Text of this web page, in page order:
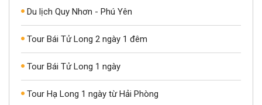
Du lịch Quy Nhơn - Phú Yên
Tour Bái Tử Long 2 ngày 1 đêm
Tour Bái Tử Long 1 ngày
Tour Hạ Long 1 ngày từ Hải Phòng